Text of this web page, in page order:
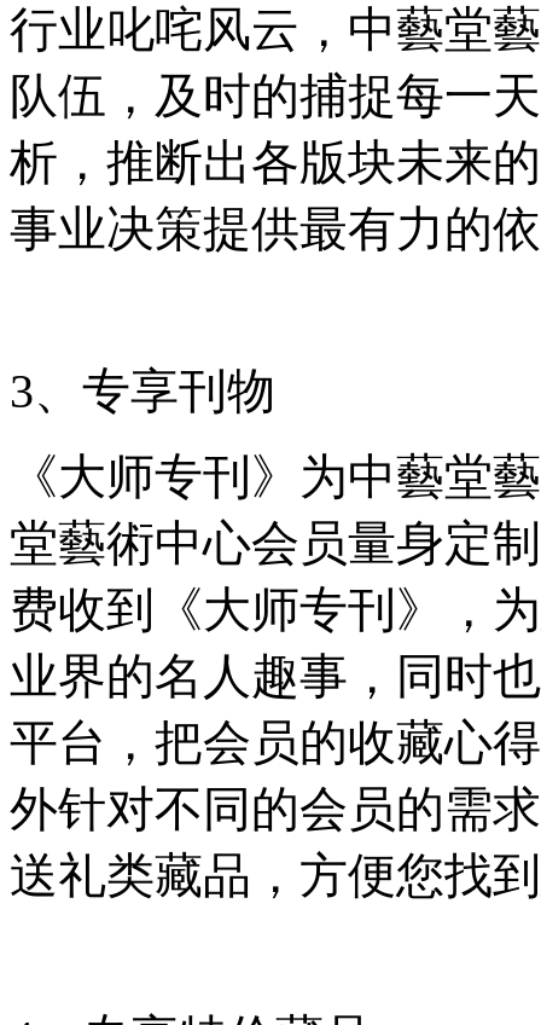
行业叱咤风云，中藝堂
队伍，及时的捕捉每一
析，推断出各版块未来
事业决策提供最有力的
3、专享刊物
《大师专刊》为中藝堂
堂藝術中心会员量身定
费收到《大师专刊》，
业界的名人趣事，同时
平台，把会员的收藏心
外针对不同的会员的需
送礼类藏品，方便您找